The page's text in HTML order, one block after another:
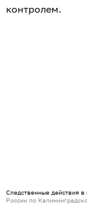
контролем.
Следственные действия
России по